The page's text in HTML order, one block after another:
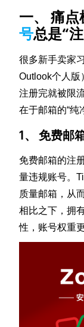
一、 痛
号总是“
很多新手卖家
Outlook个人版
注册完就被限
在于邮箱的“纯
1、 免费邮
免费邮箱的注
量违规账号。
质量邮箱，从
相比之下，拥
性，账号权重更